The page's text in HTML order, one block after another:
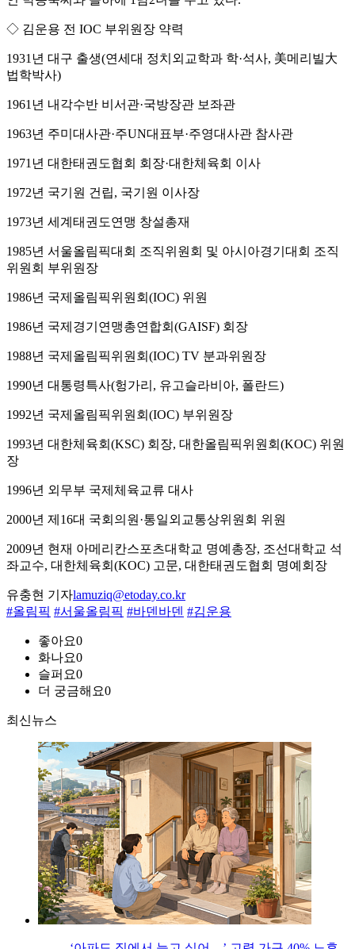
◇ 김운용 전 IOC 부위원장 약력
1931년 대구 출생(연세대 정치외교학과 학·석사, 美메리빌大
법학박사)
1961년 내각수반 비서관·국방장관 보좌관
1963년 주미대사관·주UN대표부·주영대사관 참사관
1971년 대한태권도협회 회장·대한체육회 이사
1972년 국기원 건립, 국기원 이사장
1973년 세계태권도연맹 창설총재
1985년 서울올림픽대회 조직위원회 및 아시아경기대회 조직
위원회 부위원장
1986년 국제올림픽위원회(IOC) 위원
1986년 국제경기연맹총연합회(GAISF) 회장
1988년 국제올림픽위원회(IOC) TV 분과위원장
1990년 대통령특사(헝가리, 유고슬라비아, 폴란드)
1992년 국제올림픽위원회(IOC) 부위원장
1993년 대한체육회(KSC) 회장, 대한올림픽위원회(KOC) 위원
장
1996년 외무부 국제체육교류 대사
2000년 제16대 국회의원·통일외교통상위원회 위원
2009년 현재 아메리칸스포츠대학교 명예총장, 조선대학교 석
좌교수, 대한체육회(KOC) 고문, 대한태권도협회 명예회장
유충현 기자lamuziq@etoday.co.kr
#올림픽 #서울올림픽 #바덴바덴 #김운용
좋아요0
화나요0
슬퍼요0
더 궁금해요0
최신뉴스